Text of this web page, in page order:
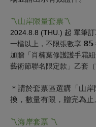
〽︎山岸限量套票〽︎
2024.8.8 (THU.) 起 單筆
一檔以上 ，不限張數享 𝟴𝟱
加贈「肖楠葉修護護手霜
藝術節聯名限定款」乙套（
＊請於套票區選購「山
換，數量有限，贈完為止
〽︎海岸套票 〽︎